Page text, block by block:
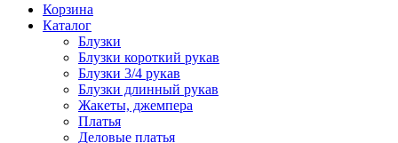
Корзина
Каталог
Блузки
Блузки короткий рукав
Блузки 3/4 рукав
Блузки длинный рукав
Жакеты, джемпера
Платья
Деловые платья